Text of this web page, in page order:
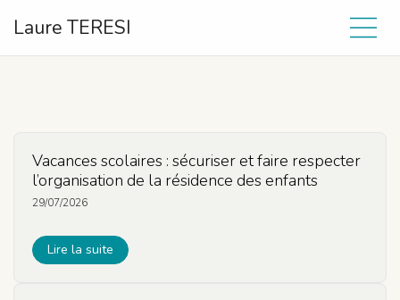
Laure TERESI
Vacances scolaires : sécuriser et faire respecter
l’organisation de la résidence des enfants
29/07/2026
Lire la suite